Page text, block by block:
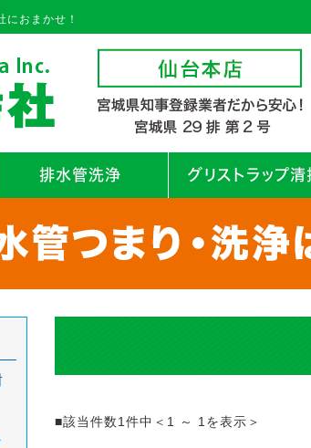
おまかせ！
排水管洗浄 グリストラップ清
■該当件数1件中＜1 ～ 1を表示＞